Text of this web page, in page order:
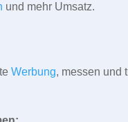
und mehr Umsatz.
Werbung, messen und